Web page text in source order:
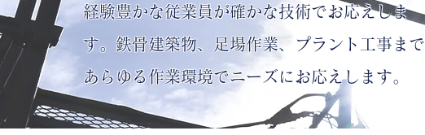
経験豊かな従業員が確かな技術でお応えしま
す。鉄骨建築物、足場作業、プラント工事まで
あらゆる作業環境でニーズにお応えします。